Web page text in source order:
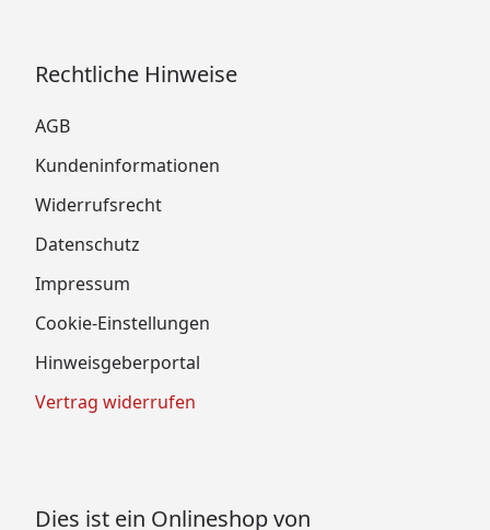
Rechtliche Hinweise
AGB
Kundeninformationen
Widerrufsrecht
Datenschutz
Impressum
Cookie-Einstellungen
Hinweisgeberportal
Vertrag widerrufen
Dies ist ein Onlineshop von